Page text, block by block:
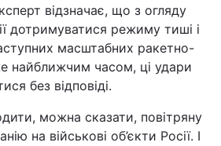
відзначає, що з огляду
дотримуватися режиму тиші і
масштабних ракетно-
найближчим часом, ці удари
без відповіді.
можна сказати, повітряну
на військові об’єкти Росії. І